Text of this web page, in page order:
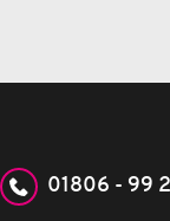
01806 - 99